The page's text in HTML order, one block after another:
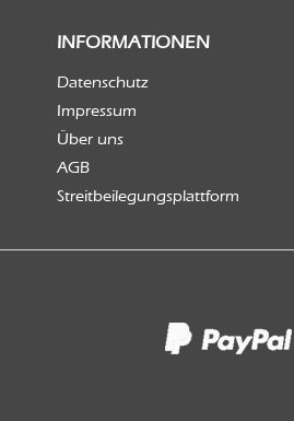
INFORMATIONEN
Datenschutz
Impressum
Über uns
AGB
Streitbeilegungsplattform